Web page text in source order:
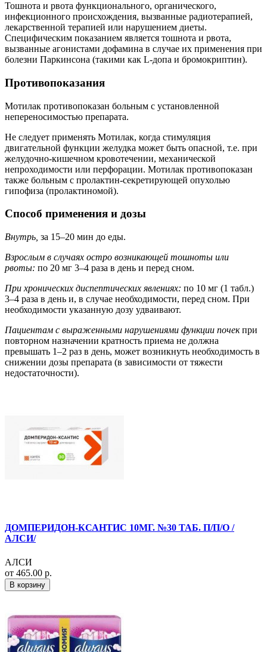
Тошнота и рвота функционального, органического,
инфекционного происхождения, вызванные радиотерапией,
лекарственной терапией или нарушением диеты.
Специфическим показанием является тошнота и рвота,
вызванные агонистами дофамина в случае их применения при
болезни Паркинсона (такими как L-допа и бромокриптин).
Противопоказания
Мотилак противопоказан больным с установленной
непереносимостью препарата.
Не следует применять Мотилак, когда стимуляция
двигательной функции желудка может быть опасной, т.е. при
желудочно-кишечном кровотечении, механической
непроходимости или перфорации. Мотилак противопоказан
также больным с пролактин-секретирующей опухолью
гипофиза (пролактиномой).
Способ применения и дозы
Внутрь, за 15–20 мин до еды.
Взрослым в случаях остро возникающей тошноты или
рвоты: по 20 мг 3–4 раза в день и перед сном.
При хронических диспептических явлениях: по 10 мг (1 табл.)
3–4 раза в день и, в случае необходимости, перед сном. При
необходимости указанную дозу удваивают.
Пациентам с выраженными нарушениями функции почекпри
повторном назначении кратность приема не должна
превышать 1–2 раз в день, может возникнуть необходимость в
снижении дозы препарата (в зависимости от тяжести
недостаточности).
ДОМПЕРИДОН-КСАНТИС 10МГ. №30 ТАБ. П/П/О /
АЛСИ/
АЛСИ
от 465.00 р.
В корзину